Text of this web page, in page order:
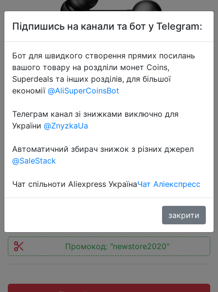
2020-02-03
Haylou GT1 plus APTX HD
настоящий звук беспроводные
Промокод: "newstore2020"
Підпишись на канали та бот у Telegram:
Бот для швидкого створення прямих посилань
вашого товару на роздліли монет Coins,
Superdeals та інших розділів, для більшої
економії @AliSuperCoinsBot
Телеграм канал зі знижками виключно для
України @ZnyzkaUa
Автоматичний збирач знижок з різних джерел
@SaleStack
Чат спільноти Aliexpress УкраїнаЧат Аліекспресс
закрити